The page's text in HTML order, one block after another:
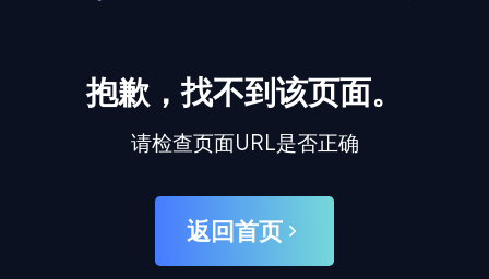
抱歉，找不到该页面。
请检查页面URL是否正确
返回首页